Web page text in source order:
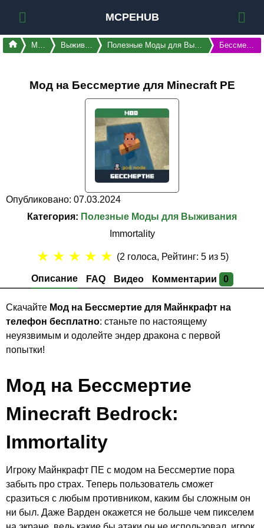
MCPEHUB
Моды Выживание Полезные Моды для Выживания Бессмертие
Мод на Бессмертие для Minecraft PE
Опубликовано: 07.03.2024
Категория: Полезные Моды для Выживания
Immortality
Описание FAQ Видео Комментарии 0
★ ★ ★ ★ ★ (2 голоса, Рейтинг: 5из 5)
Скачайте Мод на Бессмертие для Майнкрафт на
телефон бесплатно: станьте по настоящему
неуязвимым и одолейте эндер дракона с первой
попытки!
Мод на Бессмертие
Minecraft Bedrock:
Immortality
Игроку Майнкрафт ПЕ с модом на Бессмертие пора
забыть про страх. Теперь пользователь сможет
сразиться с любым противником, каким бы сложным он
ни был. Даже Варден окажется не больше чем пикселем